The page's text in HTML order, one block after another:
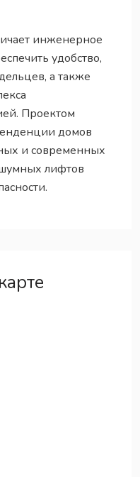
инженерное
удобство,
а также
Проектом
домов
и современных
лифтов